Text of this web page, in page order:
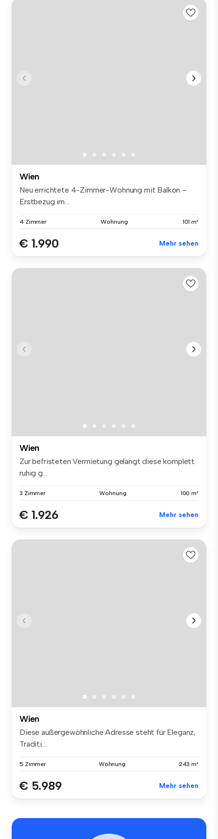
Wien
Neu errichtete 4-Zimmer-Wohnung mit Balkon –
Erstbezug im...
4 Zimmer Wohnung 101 m²
€ 1.990 Mehr sehen
Wien
Zur befristeten Vermietung gelangt diese komplett
ruhig g...
3 Zimmer Wohnung 100 m²
€ 1.926 Mehr sehen
Wien
Diese außergewöhnliche Adresse steht für Eleganz,
Traditi...
5 Zimmer Wohnung 243 m²
€ 5.989 Mehr sehen